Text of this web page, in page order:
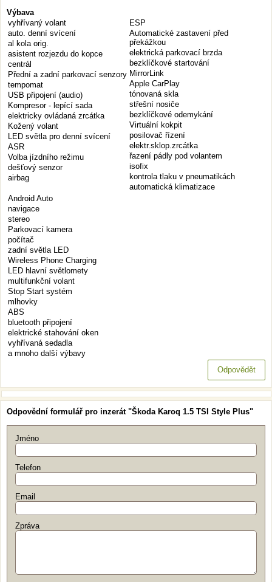
Výbava
vyhřívaný volant
auto. denní svícení
al kola orig.
asistent rozjezdu do kopce
centrál
Přední a zadní parkovací senzory
tempomat
USB připojení (audio)
Kompresor - lepící sada
elektricky ovládaná zrcátka
Kožený volant
LED světla pro denní svícení
ASR
Volba jízdního režimu
dešťový senzor
airbag
ESP
Automatické zastavení před
překážkou
elektrická parkovací brzda
bezklíčkové startování
MirrorLink
Apple CarPlay
tónovaná skla
střešní nosiče
bezklíčkové odemykání
Virtuální kokpit
posilovač řízení
elektr.sklop.zrcátka
řazení pádly pod volantem
isofix
kontrola tlaku v pneumatikách
automatická klimatizace
Android Auto
navigace
stereo
Parkovací kamera
počítač
zadní světla LED
Wireless Phone Charging
LED hlavní světlomety
multifunkční volant
Stop Start systém
mlhovky
ABS
bluetooth připojení
elektrické stahování oken
vyhřívaná sedadla
a mnoho další výbavy
Odpovědět
Odpovědní formulář pro inzerát "Škoda Karoq 1.5 TSI Style Plus"
Jméno
Telefon
Email
Zpráva